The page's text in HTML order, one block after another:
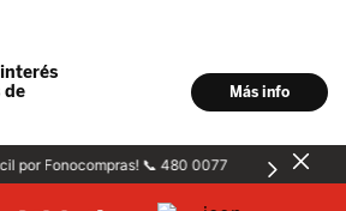
por Fonocompras! 📞 480 0077